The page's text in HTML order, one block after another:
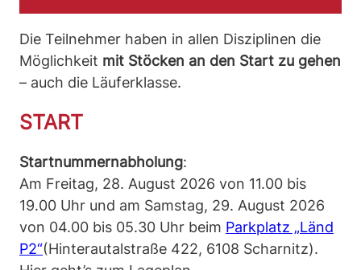
Die Teilnehmer haben in allen Disziplinen die
Möglichkeit mit Stöcken an den Start zu gehen
– auch die Läuferklasse.
START
Startnummernabholung:
Am Freitag, 28. August 2026 von 11.00 bis
19.00 Uhr und am Samstag, 29. August 2026
von 04.00 bis 05.30 Uhr beim Parkplatz „Länd
P2“(Hinterautalstraße 422, 6108 Scharnitz).